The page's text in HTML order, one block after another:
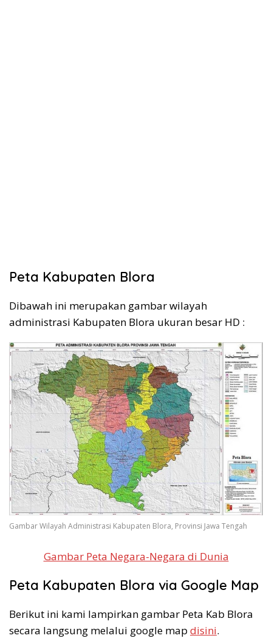
Peta Kabupaten Blora
Dibawah ini merupakan gambar wilayah
administrasi Kabupaten Blora ukuran besar HD :
Gambar Wilayah Administrasi Kabupaten Blora, Provinsi Jawa Tengah
Gambar Peta Negara-Negara di Dunia
Peta Kabupaten Blora via Google Map
Berikut ini kami lampirkan gambar Peta Kab Blora
secara langsung melalui google map disini.